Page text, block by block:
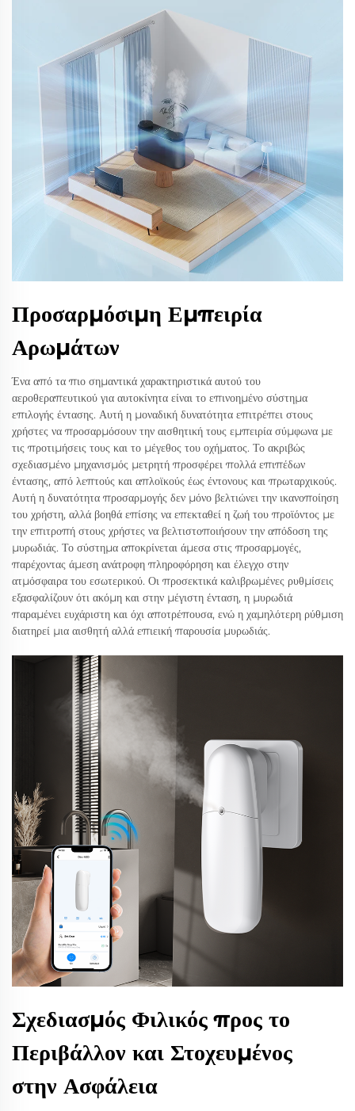
Προσαρμόσιμη Εμπειρία
Αρωμάτων
Ένα από τα πιο σημαντικά χαρακτηριστικά αυτού του
αεροθεραπευτικού για αυτοκίνητα είναι το επινοημένο σύστημα
επιλογής έντασης. Αυτή η μοναδική δυνατότητα επιτρέπει στους
χρήστες να προσαρμόσουν την αισθητική τους εμπειρία σύμφωνα με
τις προτιμήσεις τους και το μέγεθος του οχήματος. Το ακριβώς
σχεδιασμένο μηχανισμός μετρητή προσφέρει πολλά επιπέδων
έντασης, από λεπτούς και απλοϊκούς έως έντονους και πρωταρχικούς.
Αυτή η δυνατότητα προσαρμογής δεν μόνο βελτιώνει την ικανοποίηση
του χρήστη, αλλά βοηθά επίσης να επεκταθεί η ζωή του προϊόντος με
την επιτροπή στους χρήστες να βελτιστοποιήσουν την απόδοση της
μυρωδιάς. Το σύστημα αποκρίνεται άμεσα στις προσαρμογές,
παρέχοντας άμεση ανάτροφη πληροφόρηση και έλεγχο στην
ατμόσφαιρα του εσωτερικού. Οι προσεκτικά καλιβρωμένες ρυθμίσεις
εξασφαλίζουν ότι ακόμη και στην μέγιστη ένταση, η μυρωδιά
παραμένει ευχάριστη και όχι αποτρέπουσα, ενώ η χαμηλότερη ρύθμιση
διατηρεί μια αισθητή αλλά επιεική παρουσία μυρωδιάς.
Σχεδιασμός Φιλικός προς το
Περιβάλλον και Στοχευμένος
στην Ασφάλεια